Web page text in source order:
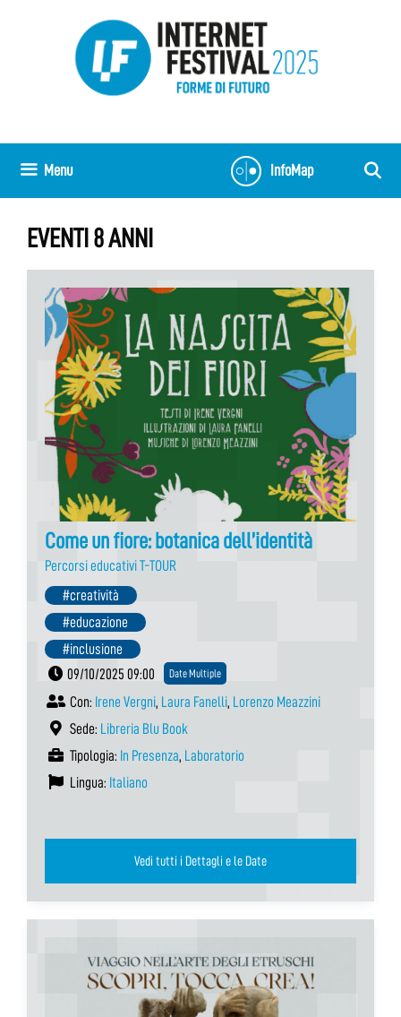
InfoMap
Menu
EVENTI 8 ANNI
Come un fiore: botanica dell’identità
Percorsi educativi T-TOUR
#creatività
#educazione
#inclusione
09/10/2025 09:00
Date Multiple
Con: Irene Vergni, Laura Fanelli, Lorenzo Meazzini
Sede: Libreria Blu Book
Tipologia: In Presenza, Laboratorio
Lingua: Italiano
Vedi tutti i Dettagli e le Date